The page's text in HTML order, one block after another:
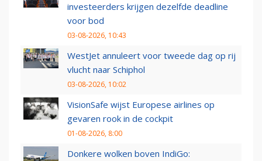
investeerders krijgen dezelfde deadline
voor bod
03-08-2026, 10:43
WestJet annuleert voor tweede dag op rij
vlucht naar Schiphol
03-08-2026, 10:02
VisionSafe wijst Europese airlines op
gevaren rook in de cockpit
01-08-2026, 8:00
Donkere wolken boven IndiGo: